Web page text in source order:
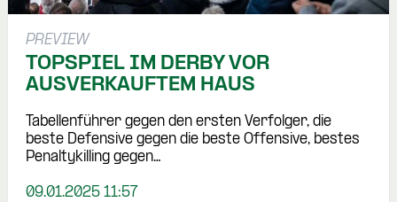
PREVIEW
TOPSPIEL IM DERBY VOR
AUSVERKAUFTEM HAUS
Tabellenführer gegen den ersten Verfolger, die
beste Defensive gegen die beste Offensive, bestes
Penaltykilling gegen…
09.01.2025 11:57